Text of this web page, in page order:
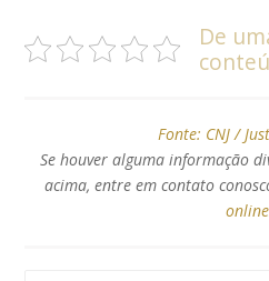
De
Fonte: CNJ /
Se houver alguma informação
acima, entre em contato
online